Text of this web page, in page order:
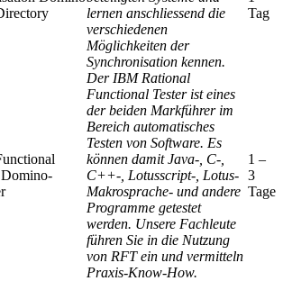
lernen anschliessend die
verschiedenen
Möglichkeiten der
Synchronisation kennen.
Tag
Der IBM Rational
Functional Tester ist eines
der beiden Markführer im
Bereich automatisches
Testen von Software. Es
können damit Java-, C-,
C++-, Lotusscript-, Lotus-
Makrosprache- und andere
Programme getestet
werden. Unsere Fachleute
führen Sie in die Nutzung
von RFT ein und vermitteln
Praxis-Know-How.
1 –
3
Tage